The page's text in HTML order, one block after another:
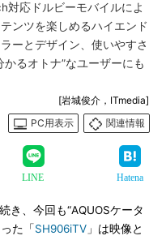
対応ドルビーモバイルによ
ンツを楽しめるハイエンド
ーとデザイン、使いやすさ
るオトナ”なユーザーにも
[岩城俊介，ITmedia]
PC用表示
関連情報
LINE Hatena
き、今回も“AQUOSケータ
た「SH906iTV 」は映像と